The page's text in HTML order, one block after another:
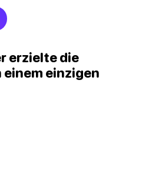
erzielte die
einzigen